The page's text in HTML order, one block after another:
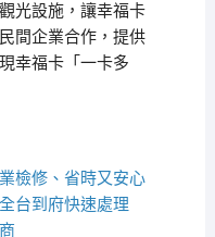
光設施，讓幸福卡
間企業合作，提供
幸福卡「一卡多
檢修、省時又安心
台到府快速處理